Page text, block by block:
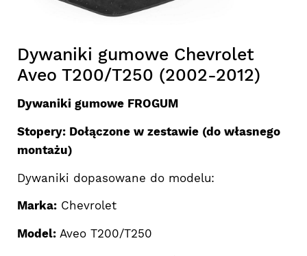
Dywaniki gumowe Chevrolet
Aveo T200/T250 (2002-2012)
Dywaniki gumowe FROGUM
Stopery: Dołączone w zestawie (do własnego
montażu)
Dywaniki dopasowane do modelu:
Marka: Chevrolet
Model: Aveo T200/T250